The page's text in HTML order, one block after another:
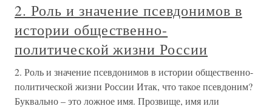
2. Роль и значение псевдонимов в
истории общественно-
политической жизни России
2. Роль и значение псевдонимов в истории общественно-
политической жизни России Итак, что такое псевдоним?
Буквально – это ложное имя. Прозвище, имя или